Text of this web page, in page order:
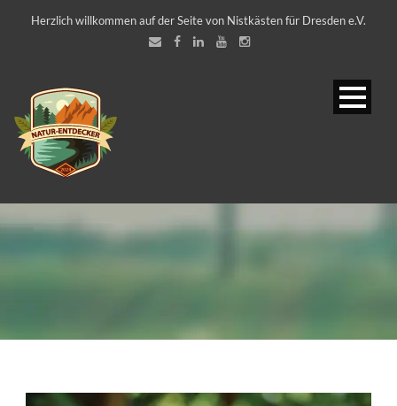
Herzlich willkommen auf der Seite von Nistkästen für Dresden e.V.